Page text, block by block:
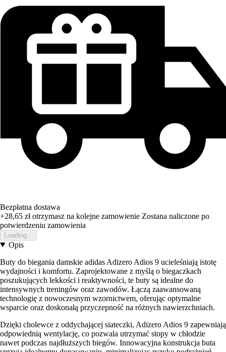
Bezpłatna dostawa
+28,65 złotrzymasz na kolejne zamowienie Zostana naliczone po
potwierdzeniu zamowienia
Loading...
Opis
Buty do biegania damskie adidas Adizero Adios 9 ucieleśniają istotę
wydajności i komfortu. Zaprojektowane z myślą o biegaczkach
poszukujących lekkości i reaktywności, te buty są idealne do
intensywnych treningów oraz zawodów. Łączą zaawansowaną
technologię z nowoczesnym wzornictwem, oferując optymalne
wsparcie oraz doskonałą przyczepność na różnych nawierzchniach.
Dzięki cholewce z oddychającej siateczki, Adizero Adios 9 zapewniają
odpowiednią wentylację, co pozwala utrzymać stopy w chłodzie
nawet podczas najdłuższych biegów. Innowacyjna konstrukcja buta